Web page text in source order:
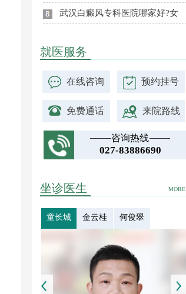
武汉白癜风专科医院哪家好?女
就医服务
在线咨询 预约挂号
免费通话 来院路线
咨询热线
027-83886690
MORE
坐诊医生
童长城 金云桂 何俊翠